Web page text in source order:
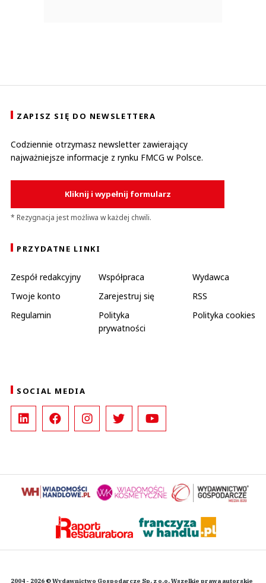
ZAPISZ SIĘ DO NEWSLETTERA
Codziennie otrzymasz newsletter zawierający
najważniejsze informacje z rynku FMCG w Polsce.
Kliknij i wypełnij formularz
* Rezygnacja jest możliwa w każdej chwili.
PRZYDATNE LINKI
Zespół redakcyjny Współpraca
Wydawca
Twoje konto
Zarejestruj się
RSS
Regulamin
Polityka
prywatności
Polityka cookies
SOCIAL MEDIA
2004 - 2026 © Wydawnictwo Gospodarcze Sp. z o.o. Wszelkie prawa autorskie